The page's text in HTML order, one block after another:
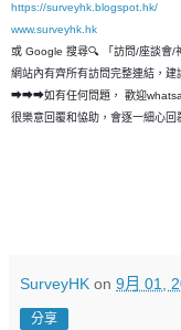
https://surveyhk.blogspot.hk/
www.surveyhk.hk
或 Google 搜尋🔍 「訪問/座談會/
網站內有齊所有訪問完整連結，建
➡➡➡如有任何問題， 歡迎
很樂意回覆和恊助，會逐一細心回
SurveyHK on 9月 01,
分享